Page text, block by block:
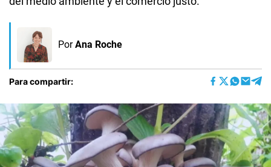
Por Ana Roche
Para compartir: